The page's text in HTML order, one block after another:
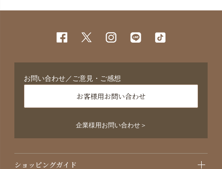
お問い合わせ／ご意見・ご感想
お客様用お問い合わせ
企業様用お問い合わせ＞
ショッピングガイド